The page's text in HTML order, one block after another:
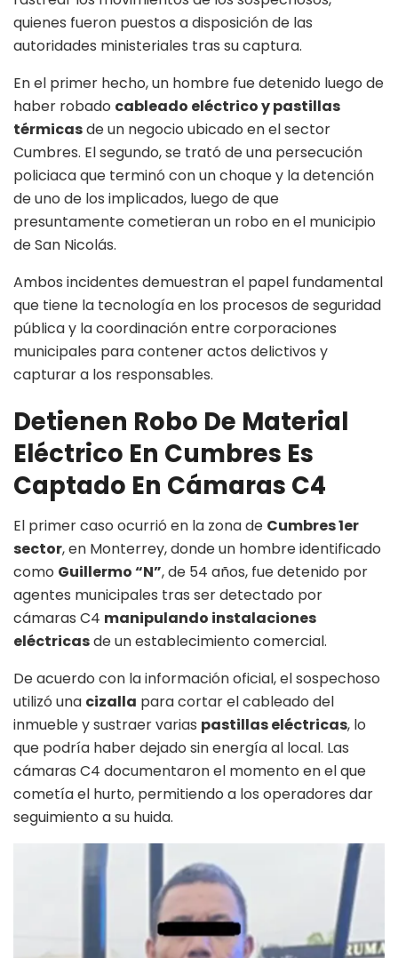
quienes fueron puestos a disposición de las
autoridades ministeriales tras su captura.
En el primer hecho, un hombre fue detenido luego de
haber robado cableado eléctrico y pastillas
térmicasde un negocio ubicado en el sector
Cumbres. El segundo, se trató de una persecución
policiaca que terminó con un choque y la detención
de uno de los implicados, luego de que
presuntamente cometieran un robo en el municipio
de San Nicolás.
Ambos incidentes demuestran el papel fundamental
que tiene la tecnología en los procesos de seguridad
pública y la coordinación entre corporaciones
municipales para contener actos delictivos y
capturar a los responsables.
Detienen Robo De Material
Eléctrico En Cumbres Es
Captado En Cámaras C4
El primer caso ocurrió en la zona de Cumbres 1er
sector, en Monterrey, donde un hombre identificado
como Guillermo “N”, de 54 años, fue detenido por
agentes municipales tras ser detectado por
cámaras C4 manipulando instalaciones
eléctricasde un establecimiento comercial.
De acuerdo con la información oficial, el sospechoso
utilizó una cizalla para cortar el cableado del
inmueble y sustraer varias pastillas eléctricas, lo
que podría haber dejado sin energía al local. Las
cámaras C4 documentaron el momento en el que
cometía el hurto, permitiendo a los operadores dar
seguimiento a su huida.